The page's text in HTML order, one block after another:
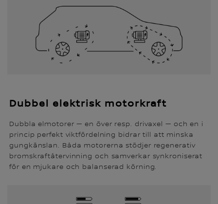
Dubbel elektrisk motorkraft
Dubbla elmotorer — en över resp. drivaxel — och en i
princip perfekt viktfördelning bidrar till att minska
gungkänslan. Båda motorerna stödjer regenerativ
bromskraftåtervinning och samverkar synkroniserat
för en mjukare och balanserad körning.